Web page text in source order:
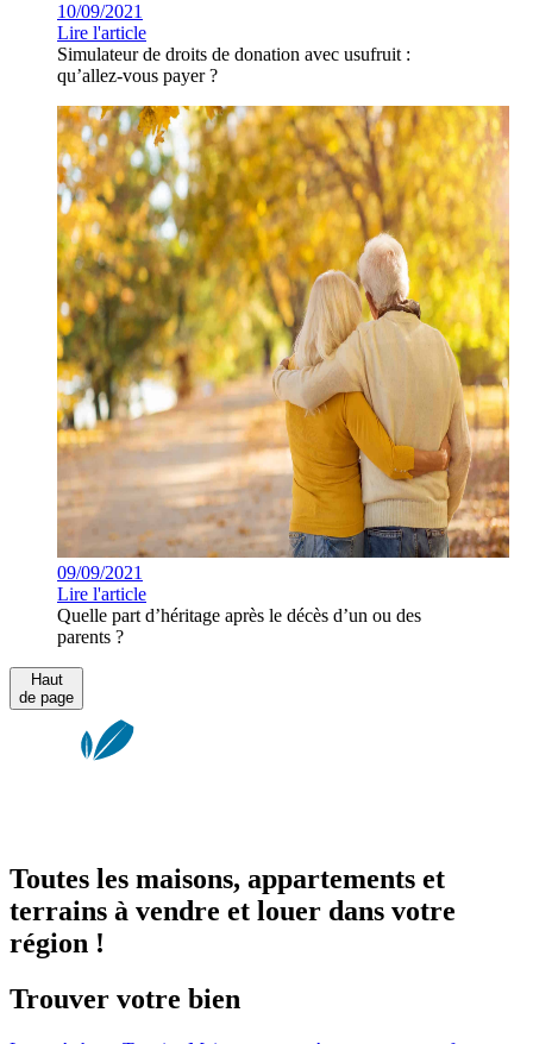
10/09/2021
Lire l'article
Simulateur de droits de donation avec usufruit :
qu’allez-vous payer ?
09/09/2021
Lire l'article
Quelle part d’héritage après le décès d’un ou des
parents ?
Haut
de page
Toutes les maisons, appartements et
terrains à vendre et louer dans votre
région !
Trouver votre bien